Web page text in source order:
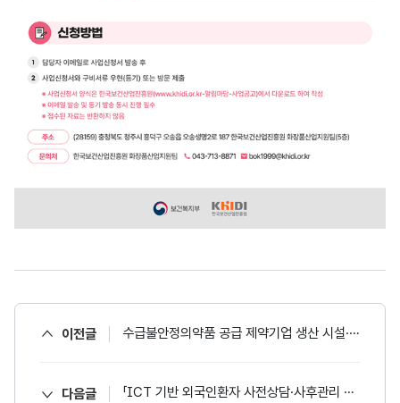
이전글 수급불안정의약품 공급 제약기업 생산 시설·장비 확충 지원 사업 수행기관 선정 공고(~5/9 14시)
다음글 「ICT 기반 외국인환자 사전상담·사후관리 지원 사업」 참가기관 모집 공고